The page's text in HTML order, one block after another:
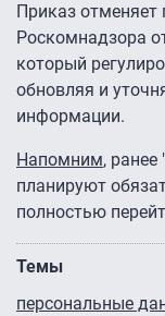
Приказ
Роскомнадзора
который
обновляя и
информации.
Напомним,
планируют
полностью
Темы
персональные